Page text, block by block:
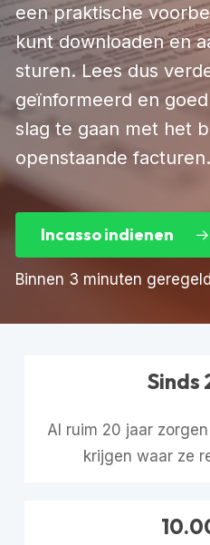
een praktische
kunt downloaden en
sturen. Lees dus
geïnformeerd en
slag te gaan met het
openstaande facturen.
Incasso indienen
Binnen 3 minuten
Sinds
Al ruim 20 jaar
krijgen waar ze